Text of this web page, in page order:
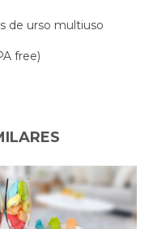
de urso multiuso
free)